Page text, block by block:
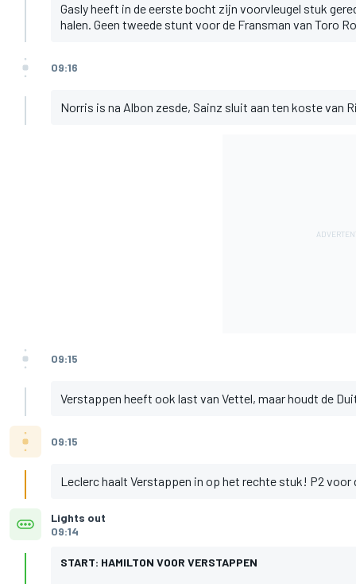
Gasly heeft in de eerste bocht zijn voorvleugel stuk
halen. Geen tweede stunt voor de Fransman van Toro
09:16
Norris is na Albon zesde, Sainz sluit aan ten koste van
09:15
Verstappen heeft ook last van Vettel, maar houdt de
09:15
Leclerc haalt Verstappen in op het rechte stuk! P2 voor
Lights out
09:14
START: HAMILTON VOOR VERSTAPPEN